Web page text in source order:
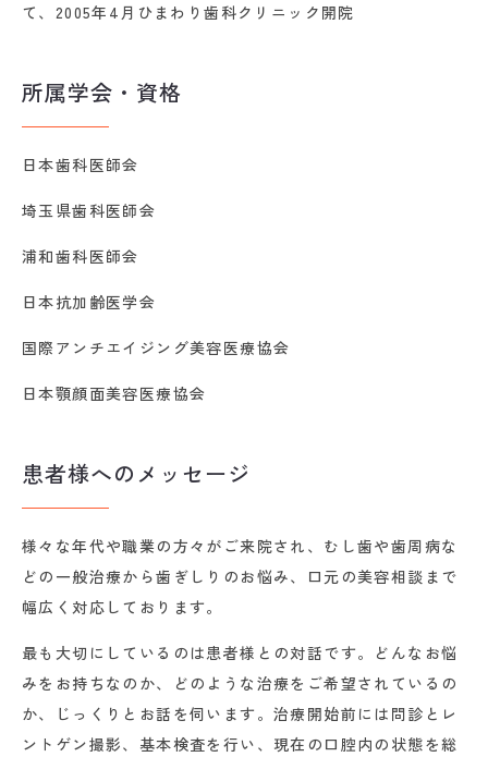
て、2005年4月ひまわり歯科クリニック開院
所属学会・資格
日本歯科医師会
埼玉県歯科医師会
浦和歯科医師会
日本抗加齢医学会
国際アンチエイジング美容医療協会
日本顎顔面美容医療協会
患者様へのメッセージ
様々な年代や職業の方々がご来院され、むし歯や歯周病な
どの一般治療から歯ぎしりのお悩み、口元の美容相談まで
幅広く対応しております。
最も大切にしているのは患者様との対話です。どんなお悩
みをお持ちなのか、どのような治療をご希望されているの
か、じっくりとお話を伺います。治療開始前には問診とレ
ントゲン撮影、基本検査を行い、現在の口腔内の状態を総